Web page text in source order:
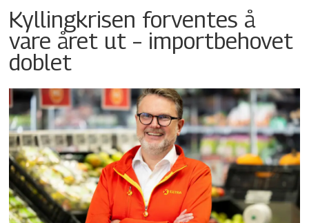
Kyllingkrisen forventes å
vare året ut – importbehovet
doblet